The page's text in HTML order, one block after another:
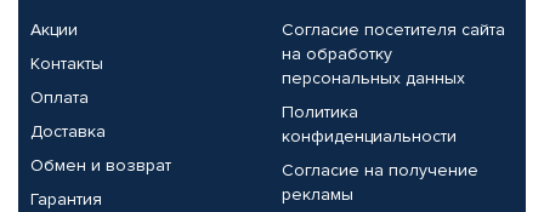
Акции
Контакты
Оплата
Доставка
Обмен и возврат
Гарантия
Согласие посетителя сайта
на обработку
персональных данных
Политика
конфиденциальности
Согласие на получение
рекламы